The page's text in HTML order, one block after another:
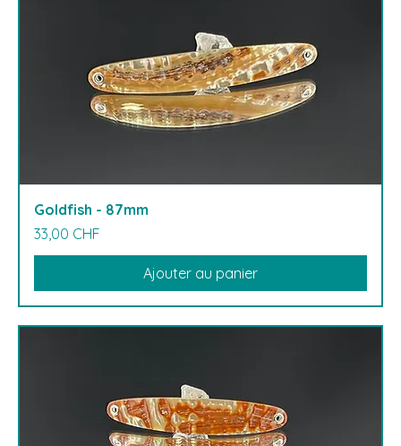
Goldfish - 87mm
Prix
33,00 CHF
Ajouter au panier